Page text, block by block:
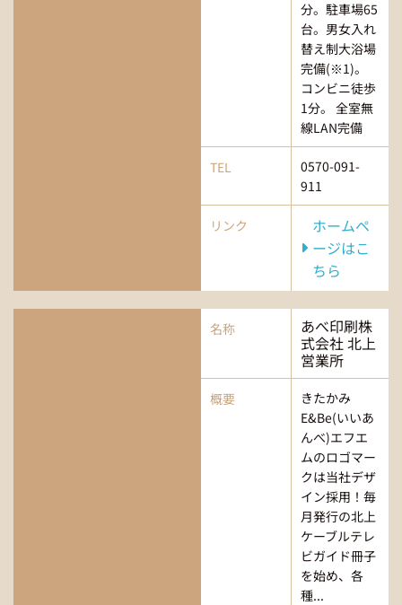
分。駐車場65
台。男女入れ
替え制大浴場
完備(※1)。
コンビニ徒歩
1分。 全室無
線LAN完備
TEL
0570-091-
911
リンク
ホームペ
ージはこ
ちら
名称 あべ印刷株
式会社 北上
営業所
概要
きたかみ
E&Be(いいあ
んべ)エフエ
ムのロゴマー
クは当社デザ
イン採用！毎
月発行の北上
ケーブルテレ
ビガイド冊子
を始め、各
種...